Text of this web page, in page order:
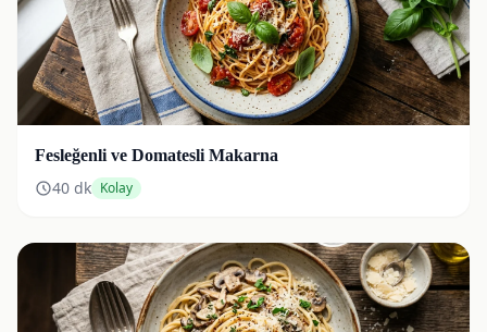
Fesleğenli ve Domatesli Makarna
40 dk Kolay